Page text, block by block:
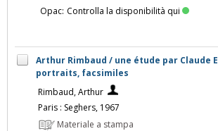
Opac: Controlla la disponibilità qui
Arthur Rimbaud / une étude par Claude
portraits, facsimiles
Rimbaud, Arthur
Paris : Seghers, 1967
Materiale a stampa